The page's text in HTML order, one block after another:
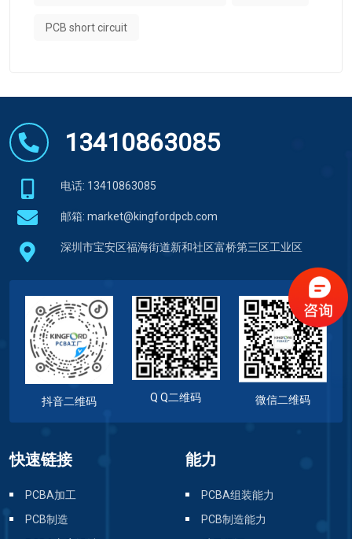
PCB short circuit
13410863085
电话: 13410863085
邮箱: market@kingfordpcb.com
深圳市宝安区福海街道新和社区富桥第三区工业区
抖音二维码 Q Q二维码 微信二维码
快速链接
PCBA加工
PCB制造
能力
PCBA组装能力
PCB制造能力